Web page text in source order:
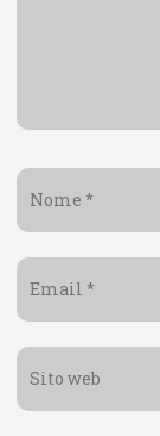
*
*
web